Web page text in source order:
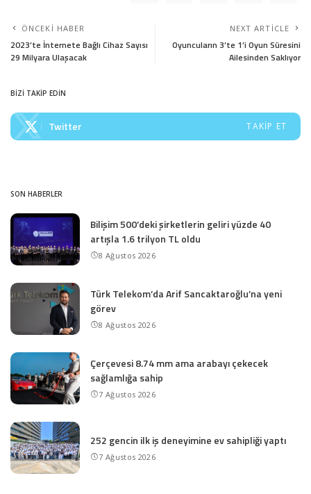
ÖNCEKI HABER
2023’te İnternete Bağlı Cihaz Sayısı
29 Milyara Ulaşacak
NEXT ARTICLE
Oyuncuların 3’te 1’i Oyun Süresini
Ailesinden Saklıyor
BİZİ TAKİP EDİN
Twitter TAKIP ET
SON HABERLER
Bilişim 500’deki şirketlerin geliri yüzde 40
artışla 1.6 trilyon TL oldu
8 Ağustos 2026
Türk Telekom’da Arif Sancaktaroğlu’na yeni
görev
8 Ağustos 2026
Çerçevesi 8.74 mm ama arabayı çekecek
sağlamlığa sahip
7 Ağustos 2026
252 gencin ilk iş deneyimine ev sahipliği yaptı
7 Ağustos 2026